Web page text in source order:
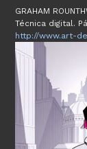
GRAHAM
Técnica digital.
http://www.art-